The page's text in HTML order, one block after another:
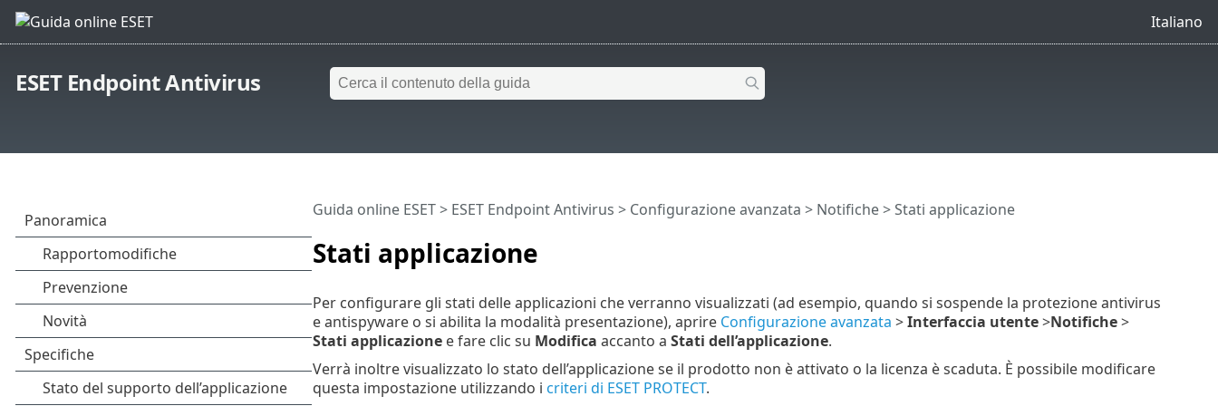
Italiano
ESET Endpoint Antivirus
Stati applicazione
Guida online ESET> ESET Endpoint Antivirus > Configurazione avanzata > Notifiche> Stati applicazione
Per configurare gli stati delle applicazioni che verranno visualizzati (ad esempio, quando si sospende la protezione antivirus
e antispyware o si abilita la modalità presentazione), aprire Configurazione avanzata >Interfaccia utente>Notifiche>
Stati applicazionee fare clic su Modifica accanto a Stati dell’applicazione.
Verrà inoltre visualizzato lo stato dell’applicazione se il prodotto non è attivato o la licenza è scaduta. È possibile modificare
questa impostazione utilizzando i criteri di ESET PROTECT.